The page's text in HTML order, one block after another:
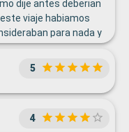
dije antes deberian
viaje habiamos
para nada y
5
4